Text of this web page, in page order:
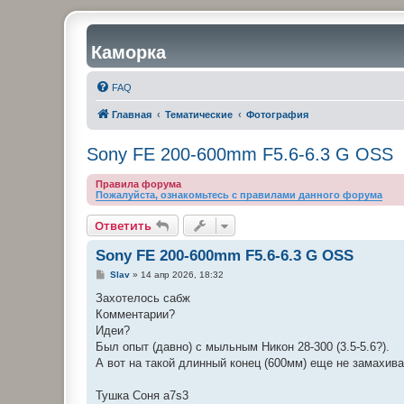
Каморка
FAQ
Главная Тематические Фотография
Sony FE 200-600mm F5.6-6.3 G OSS
Правила форума
Пожалуйста, ознакомьтесь с правилами данного форума
Ответить
Sony FE 200-600mm F5.6-6.3 G OSS
С
о
щ
е
н
и
е
Slav» 14 апр 2026, 18:32
Захотелось сабж
Комментарии?
Идеи?
Был опыт (давно) с мыльным Никон 28-300 (3.5-5.6?).
А вот на такой длинный конец (600мм) еще не
Тушка Соня а7s3